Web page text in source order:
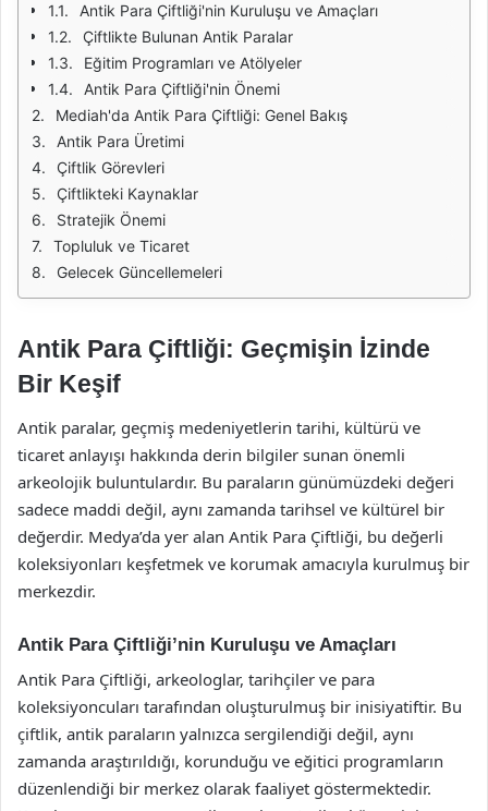
Antik Para Çiftliği'nin Kuruluşu ve Amaçları
Çiftlikte Bulunan Antik Paralar
Eğitim Programları ve Atölyeler
Antik Para Çiftliği'nin Önemi
Mediah'da Antik Para Çiftliği: Genel Bakış
Antik Para Üretimi
Çiftlik Görevleri
Çiftlikteki Kaynaklar
Stratejik Önemi
Topluluk ve Ticaret
Gelecek Güncellemeleri
Antik Para Çiftliği: Geçmişin İzinde
Bir Keşif
Antik paralar, geçmiş medeniyetlerin tarihi, kültürü ve
ticaret anlayışı hakkında derin bilgiler sunan önemli
arkeolojik buluntulardır. Bu paraların günümüzdeki değeri
sadece maddi değil, aynı zamanda tarihsel ve kültürel bir
değerdir. Medya’da yer alan Antik Para Çiftliği, bu değerli
koleksiyonları keşfetmek ve korumak amacıyla kurulmuş bir
merkezdir.
Antik Para Çiftliği’nin Kuruluşu ve Amaçları
Antik Para Çiftliği, arkeologlar, tarihçiler ve para
koleksiyoncuları tarafından oluşturulmuş bir inisiyatiftir. Bu
çiftlik, antik paraların yalnızca sergilendiği değil, aynı
zamanda araştırıldığı, korunduğu ve eğitici programların
düzenlendiği bir merkez olarak faaliyet göstermektedir.